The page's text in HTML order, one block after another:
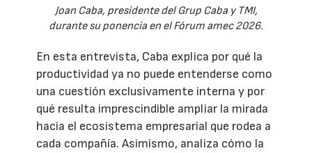
Joan Caba, presidente del Grup Caba y TMI,
durante su ponencia en el Fórum amec 2026.
En esta entrevista, Caba explica por qué la
productividad ya no puede entenderse como
una cuestión exclusivamente interna y por
qué resulta imprescindible ampliar la mirada
hacia el ecosistema empresarial que rodea a
cada compañía. Asimismo, analiza cómo la